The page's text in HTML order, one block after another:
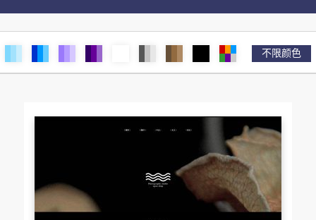
不限颜色